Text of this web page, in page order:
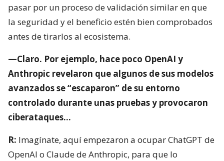
pasar por un proceso de validación similar en que
la seguridad y el beneficio estén bien comprobados
antes de tirarlos al ecosistema.
—Claro. Por ejemplo, hace poco OpenAI y
Anthropic revelaron que algunos de sus modelos
avanzados se “escaparon” de su entorno
controlado durante unas pruebas y provocaron
ciberataques…
R: Imagínate, aquí empezaron a ocupar ChatGPT de
OpenAI o Claude de Anthropic, para que lo